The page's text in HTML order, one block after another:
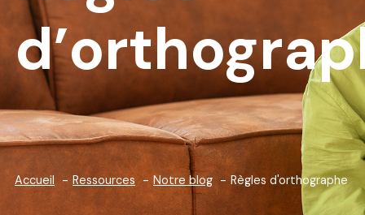
Accueil Ressources Notre blog Règles d'orthographe